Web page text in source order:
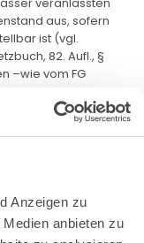
Anzeigen zu
anbieten zu
aus, sofern
ist (vgl.
82. Aufl., §
–wie vom FG